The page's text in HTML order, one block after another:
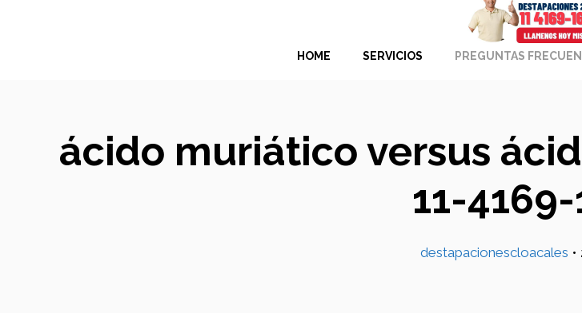
HOME SERVICIOS PREGUNTAS
ácido muriático versus
11-
destapacionescloacales •